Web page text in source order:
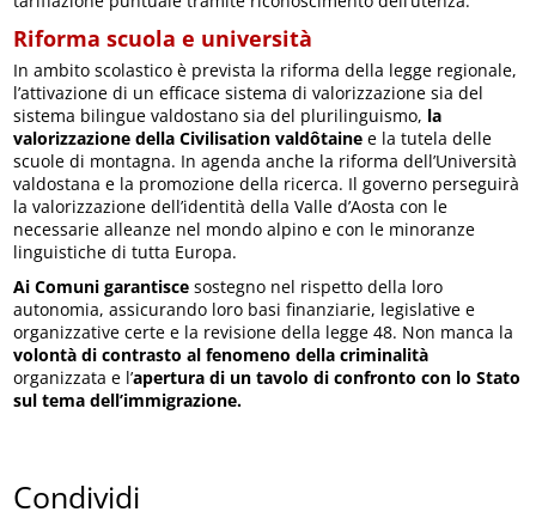
Riforma scuola e università
In ambito scolastico è prevista la riforma della legge regionale,
l’attivazione di un efficace sistema di valorizzazione sia del
sistema bilingue valdostano sia del plurilinguismo, la
valorizzazione della Civilisation valdôtaine e la tutela delle
scuole di montagna. In agenda anche la riforma dell’Università
valdostana e la promozione della ricerca. Il governo perseguirà
la valorizzazione dell’identità della Valle d’Aosta con le
necessarie alleanze nel mondo alpino e con le minoranze
linguistiche di tutta Europa.
Ai Comuni garantisce sostegno nel rispetto della loro
autonomia, assicurando loro basi finanziarie, legislative e
organizzative certe e la revisione della legge 48. Non manca la
volontà di contrasto al fenomeno della criminalità
organizzata e l’apertura di un tavolo di confronto con lo Stato
sul tema dell’immigrazione.
Condividi